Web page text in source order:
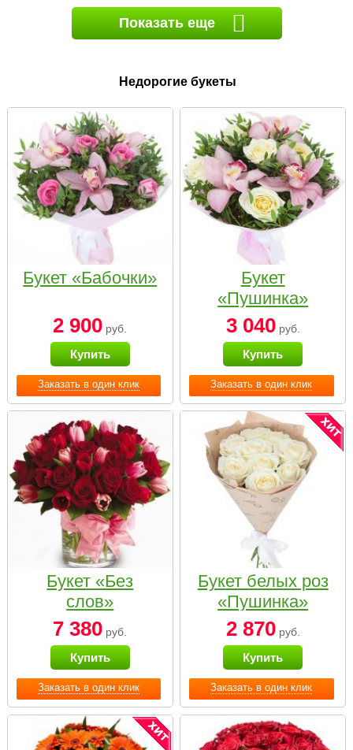
Показать еще
Недорогие букеты
Заказать в один клик
Букет «Бабочки»
2 900 руб.
Купить
Заказать в один клик
Букет
«Пушинка»
3 040руб.
Купить
Заказать в один клик
Букет «Без
слов»
7 380 руб.
Купить
Заказать в один клик
Букет белых роз
«Пушинка»
2 870руб.
Купить